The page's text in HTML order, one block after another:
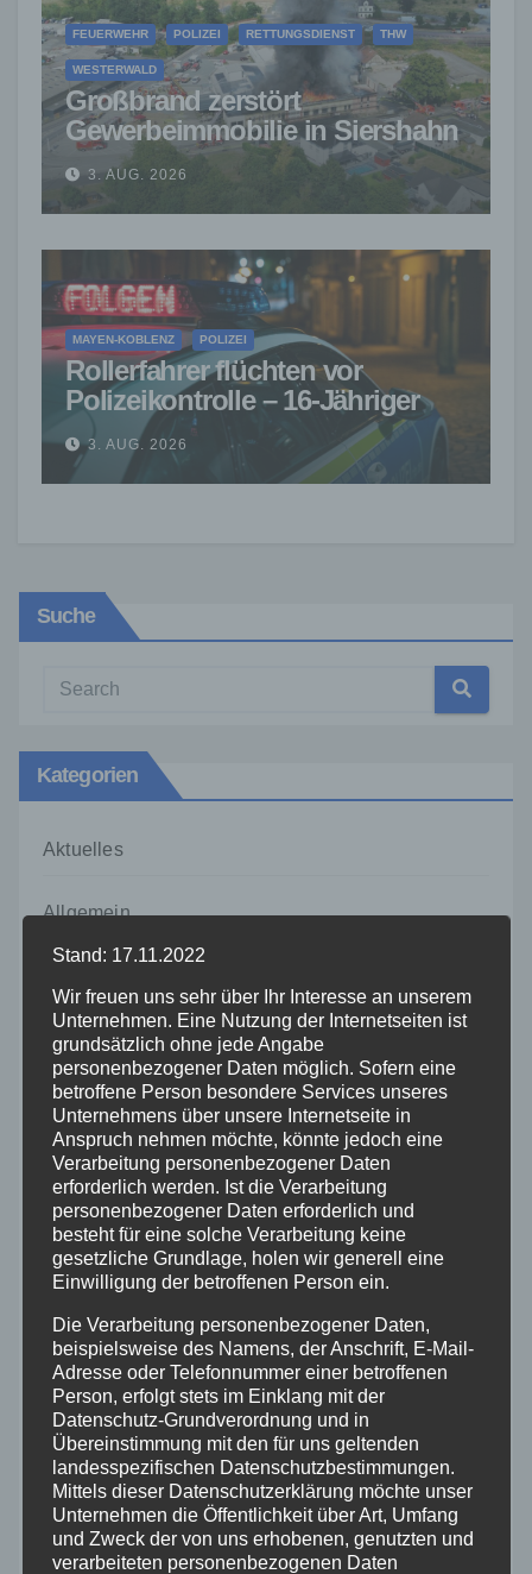
FEUERWEHR POLIZEI RETTUNGSDIENST THW
WESTERWALD
Großbrand zerstört
Gewerbeimmobilie in Siershahn
– Millionenschaden entstanden
3. AUG. 2026
MAYEN-KOBLENZ POLIZEI
Rollerfahrer flüchten vor
Polizeikontrolle – 16-Jähriger
nach Verfolgung gestoppt
3. AUG. 2026
Suche
Kategorien
Aktuelles
Allgemein
Bundespolizei
Feuerwehr
Hilfsorganisationen
Mayen-Koblenz
Neuwied
Polizei
Rettungsdienst
Rhein-Lahn
THW
Stand: 17.11.2022
Wir freuen uns sehr über Ihr Interesse an unserem
Unternehmen. Eine Nutzung der Internetseiten ist
grundsätzlich ohne jede Angabe
personenbezogener Daten möglich. Sofern eine
betroffene Person besondere Services unseres
Unternehmens über unsere Internetseite in
Anspruch nehmen möchte, könnte jedoch eine
Verarbeitung personenbezogener Daten
erforderlich werden. Ist die Verarbeitung
personenbezogener Daten erforderlich und
besteht für eine solche Verarbeitung keine
gesetzliche Grundlage, holen wir generell eine
Einwilligung der betroffenen Person ein.
Die Verarbeitung personenbezogener Daten,
beispielsweise des Namens, der Anschrift, E-Mail-
Adresse oder Telefonnummer einer betroffenen
Person, erfolgt stets im Einklang mit der
Datenschutz-Grundverordnung und in
Übereinstimmung mit den für uns geltenden
landesspezifischen Datenschutzbestimmungen.
Mittels dieser Datenschutzerklärung möchte unser
Unternehmen die Öffentlichkeit über Art, Umfang
und Zweck der von uns erhobenen, genutzten und
verarbeiteten personenbezogenen Daten